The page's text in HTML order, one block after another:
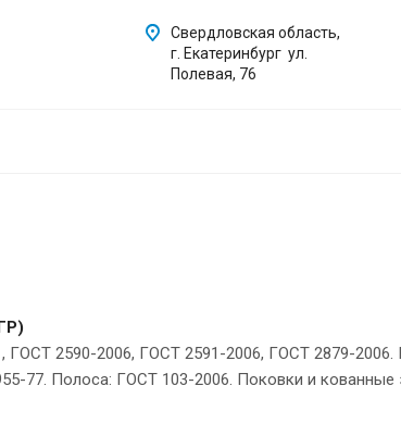
Свердловская область,
г. Екатеринбург ул.
Полевая, 76
2590-2006, ГОСТ 2591-2006, ГОСТ 2879-
77. Полоса: ГОСТ 103-2006. Поковки и